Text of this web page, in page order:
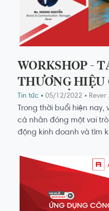
WORKSHOP -
THƯƠNG HIỆU
TĂNG NIỀM
HÀNG MỚI
Tin tức • 05/12/2022 •
Trong thời buổi hiện
cá nhân đóng một vai
động kinh doanh và tìm
thu hút được số lượng
còn dễ dàng hơn trong
khách hàng.